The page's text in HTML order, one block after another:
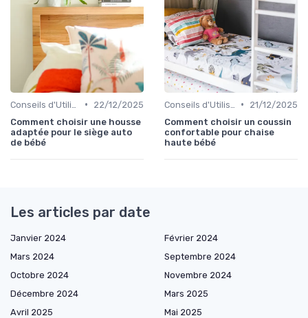
•
22/12/2025
Comment choisir une housse
adaptée pour le siège auto
de bébé
•
21/12/2025
Comment choisir un coussin
confortable pour chaise
haute bébé
Les articles par date
Janvier 2024
Février 2024
Mars 2024
Septembre 2024
Octobre 2024
Novembre 2024
Décembre 2024
Mars 2025
Avril 2025
Mai 2025